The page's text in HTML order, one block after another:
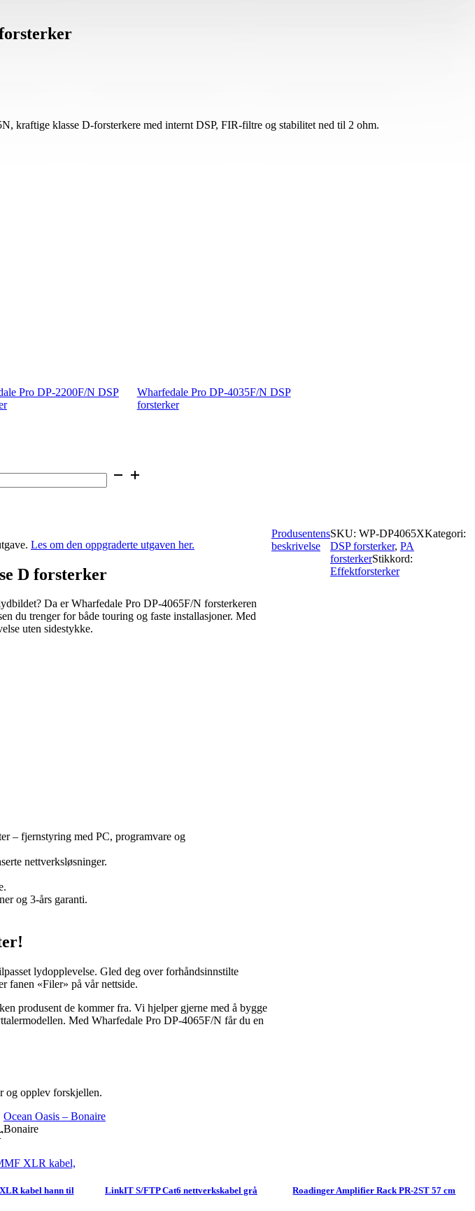
kraftige klasse D-forsterkere med internt DSP, FIR-filtre og stabilitet ned til 2 ohm.
Pro DP-2200F/N DSP
Wharfedale Pro DP-4035F/N DSP
forsterker
Les om den oppgraderte utgaven her.
D forsterker
Da er Wharfedale Pro DP-4065F/N forsterkeren
du trenger for både touring og faste installasjoner. Med
uten sidestykke.
– fjernstyring med PC, programvare og
nettverksløsninger.
og 3-års garanti.
lydopplevelse. Gled deg over forhåndsinnstilte
fanen «Filer» på vår nettside.
produsent de kommer fra. Vi hjelper gjerne med å bygge
Med Wharfedale Pro DP-4065F/N får du en
og opplev forskjellen.
Produsentens
beskrivelse
SKU: WP-DP4065XKategori:
DSP forsterker, PA
forsterkerStikkord:
Effektforsterker
Ocean Oasis – Bonaire
Bonaire
kabel hann til
LinkIT S/FTP Cat6 nettverkskabel grå Roadinger Amplifier Rack PR-2ST 57 cm